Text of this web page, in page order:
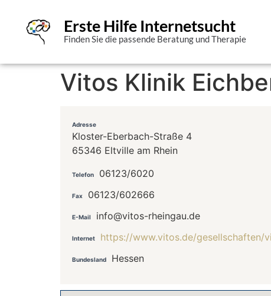
Erste Hilfe Internetsucht
Finden Sie die passende Beratung und Therapie
Vitos Klinik
Adresse
Kloster-Eberbach-Straße 4
65346 Eltville am Rhein
Telefon 06123/6020
Fax 06123/602666
E-Mail info@vitos-rheingau.de
Internet https://www.vitos.de/gesellschaften/
Bundesland Hessen